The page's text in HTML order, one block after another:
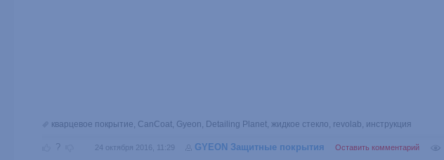
кварцевое покрытие, CanCoat, Gyeon, Detailing Planet, жидкое стекло, revolab, инструкция
? 24 октября 2016, 11:29 GYEON Защитные покрытия Оставить комментарий